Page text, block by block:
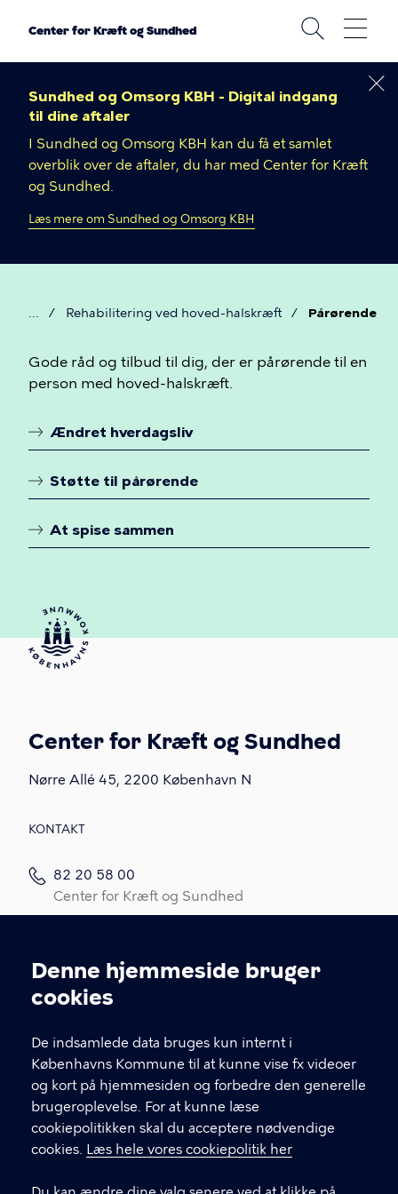
Cookieindstillinger
Denne hjemmeside bruger
cookies
De indsamlede data bruges kun internt i
Københavns Kommune til at kunne vise fx videoer
og kort på hjemmesiden og forbedre den generelle
brugeroplevelse. For at kunne læse
cookiepolitikken skal du acceptere nødvendige
cookies. Læs hele vores cookiepolitik her
Center for Kræft og Sundhed
Sundhed og Omsorg KBH - Digital indgang
til dine aftaler
I Sundhed og Omsorg KBH kan du få et samlet
overblik over de aftaler, du har med Center for Kræft
og Sundhed.
Læs mere om Sundhed og Omsorg KBH
Rehabilitering ved hoved-halskræft Pårørende
Pårørende
til
en
person
med
hoved-
halskræft
Gode råd og tilbud til dig, der er pårørende til en
person med hoved-halskræft.
Ændret hverdagsliv
Støtte til pårørende
At spise sammen
Center for Kræft og Sundhed
Nørre Allé 45, 2200 København N
KONTAKT
82 20 58 00
Center for Kræft og Sundhed
Kontakt os
Det er vigtigt, du udfylder et spørgeskema i
forbindelse med din indledende, opfølgende
eller afsluttende samtale med din
kontaktperson.